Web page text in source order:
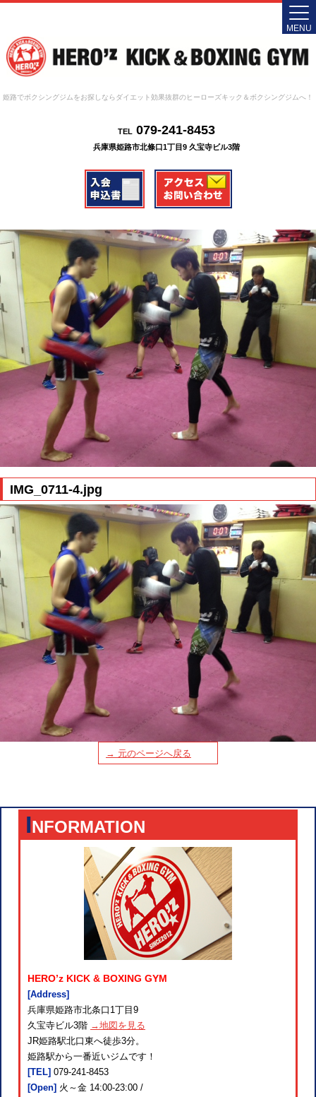
姫路でボクシングジムをお探しならダイエット効果抜群のヒーローズキック＆ボクシングジムへ！
TEL079-241-8453
兵庫県姫路市北條口1丁目9 久宝寺ビル3階
MENU
IMG_0711-4.jpg
→ 元のページへ戻る
INFORMATION
HERO’z KICK & BOXING GYM
[Address]
兵庫県姫路市北条口1丁目9
久宝寺ビル3階 →地図を見る
JR姫路駅北口東へ徒歩3分。
姫路駅から一番近いジムです！
[TEL] 079-241-8453
[Open] 火～金 14:00-23:00 /